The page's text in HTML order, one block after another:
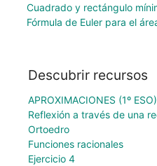
Cuadrado y rectángulo
Fórmula de Euler para el
Descubrir recursos
APROXIMACIONES (1º ESO)
Reflexión a través de una
Ortoedro
Funciones racionales
Ejercicio 4